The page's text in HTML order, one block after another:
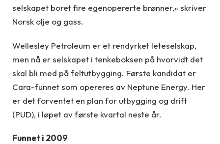
selskapet boret fire egenopererte brønner,» skriver
Norsk olje og gass.
Wellesley Petroleum er et rendyrket leteselskap,
men nå er selskapet i tenkeboksen på hvorvidt det
skal bli med på feltutbygging. Første kandidat er
Cara-funnet som opereres av Neptune Energy. Her
er det forventet en plan for utbygging og drift
(PUD), i løpet av første kvartal neste år.
Funnet i 2009